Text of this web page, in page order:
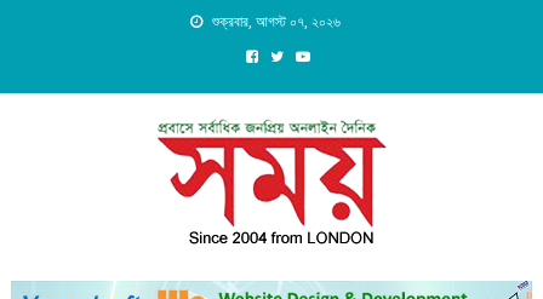
শুক্রবার, আগস্ট ০৭, ২০২৬
Daily Shomoy, Since 2004